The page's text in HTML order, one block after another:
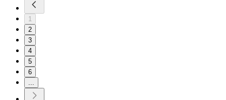
1
2
3
4
5
6